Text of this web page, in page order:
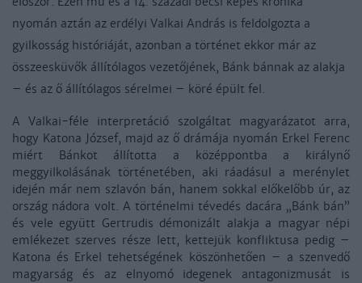
nyomán aztán az erdélyi Valkai András is feldolgozta a
gyilkosság históriáját, azonban a történet ekkor már az
összeesküvők állítólagos vezetőjének, Bánk bánnak az alakja
– és az ő állítólagos sérelmei – köré épült fel.
A Valkai-féle interpretáció szolgáltat magyarázatot arra,
hogy Katona József, majd az ő drámája nyomán Erkel Ferenc
miért Bánkot állította a középpontba a királynő
meggyilkolásának történetében, aki ráadásul a merénylet
idején már nem szlavón bán, hanem sokkal előkelőbb úr, az
ország nádora volt. A történelmi tévedés dacára „Bánk bán”
és vele együtt Gertrudis démonizált alakja a magyar népi
emlékezet szerves része lett, kettejük konfliktusa pedig –
Katona és Erkel tehetségének köszönhetően – a szenvedő
magyarság és az elnyomó idegenek antagonizmusát is